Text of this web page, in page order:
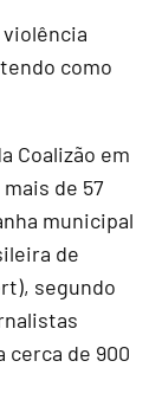
violência
como
Coalizão em
de 57
municipal
de
segundo
cerca de 900